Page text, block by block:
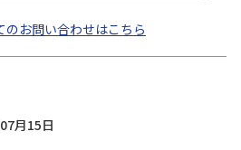
のお問い合わせはこちら
月15日